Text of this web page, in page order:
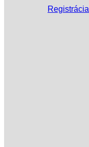
Registrácia